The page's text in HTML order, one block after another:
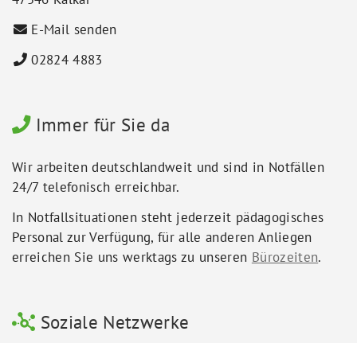
E-Mail senden
02824 4883
Immer für Sie da
Wir arbeiten deutschlandweit und sind in Notfällen
24/7 telefonisch erreichbar.
In Notfallsituationen steht jederzeit pädagogisches
Personal zur Verfügung, für alle anderen Anliegen
erreichen Sie uns werktags zu unseren Bürozeiten.
Soziale Netzwerke